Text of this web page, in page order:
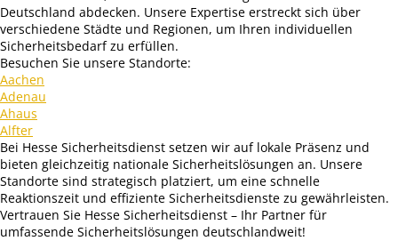
Deutschland abdecken. Unsere Expertise erstreckt sich über
verschiedene Städte und Regionen, um Ihren individuellen
Sicherheitsbedarf zu erfüllen.
Besuchen Sie unsere Standorte:
Aachen
Adenau
Ahaus
Alfter
Bei Hesse Sicherheitsdienst setzen wir auf lokale Präsenz und
bieten gleichzeitig nationale Sicherheitslösungen an. Unsere
Standorte sind strategisch platziert, um eine schnelle
Reaktionszeit und effiziente Sicherheitsdienste zu gewährleisten.
Vertrauen Sie Hesse Sicherheitsdienst – Ihr Partner für
umfassende Sicherheitslösungen deutschlandweit!